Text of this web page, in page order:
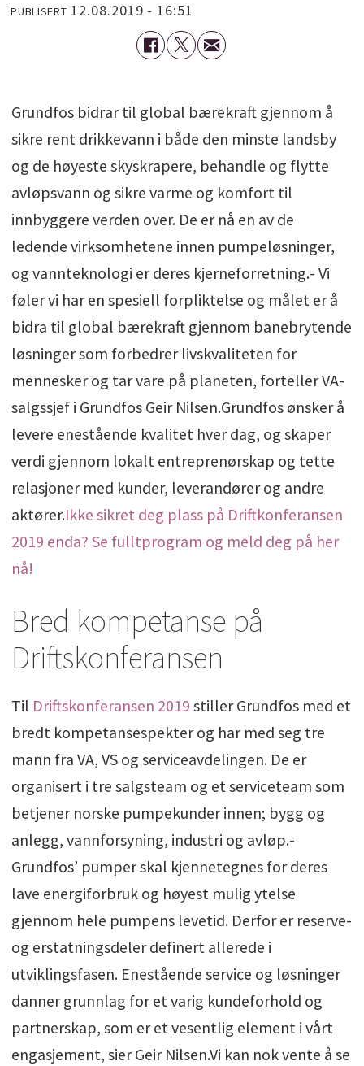
PUBLISERT 12.08.2019 - 16:51
Grundfos bidrar til global bærekraft gjennom å
sikre rent drikkevann i både den minste landsby
og de høyeste skyskrapere, behandle og flytte
avløpsvann og sikre varme og komfort til
innbyggere verden over. De er nå en av de
ledende virksomhetene innen pumpeløsninger,
og vannteknologi er deres kjerneforretning.- Vi
føler vi har en spesiell forpliktelse og målet er å
bidra til global bærekraft gjennom banebrytende
løsninger som forbedrer livskvaliteten for
mennesker og tar vare på planeten, forteller VA-
salgssjef i Grundfos Geir Nilsen.Grundfos ønsker å
levere enestående kvalitet hver dag, og skaper
verdi gjennom lokalt entreprenørskap og tette
relasjoner med kunder, leverandører og andre
aktører.Ikke sikret deg plass på Driftkonferansen
2019 enda? Se fulltprogram og meld deg på her
nå!
Bred kompetanse på
Driftskonferansen
Til Driftskonferansen 2019 stiller Grundfos med et
bredt kompetansespekter og har med seg tre
mann fra VA, VS og serviceavdelingen. De er
organisert i tre salgsteam og et serviceteam som
betjener norske pumpekunder innen; bygg og
anlegg, vannforsyning, industri og avløp.-
Grundfos’ pumper skal kjennetegnes for deres
lave energiforbruk og høyest mulig ytelse
gjennom hele pumpens levetid. Derfor er reserve-
og erstatningsdeler definert allerede i
utviklingsfasen. Enestående service og løsninger
danner grunnlag for et varig kundeforhold og
partnerskap, som er et vesentlig element i vårt
engasjement, sier Geir Nilsen.Vi kan nok vente å se